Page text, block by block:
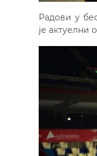
Радови у
је актуелни